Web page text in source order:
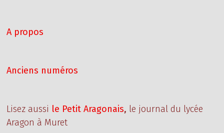
A propos
Anciens numéros
Lisez aussi le Petit Aragonais, le journal du lycée
Aragon à Muret